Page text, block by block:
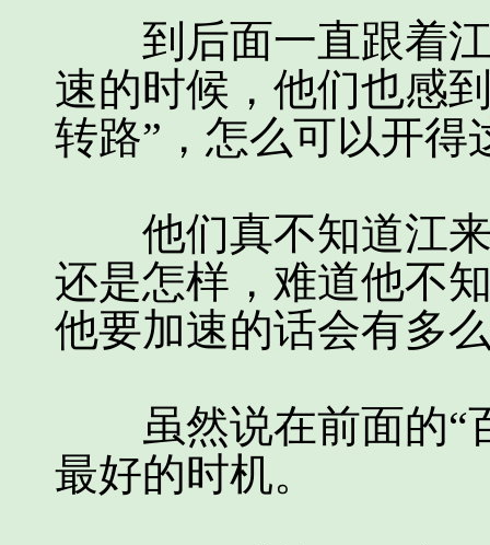
到后面一直跟着江
速的时候，他们也感
转路”，怎么可以开得
他们真不知道江来
还是怎样，难道他不
他要加速的话会有多
虽然说在前面的“
最好的时机。